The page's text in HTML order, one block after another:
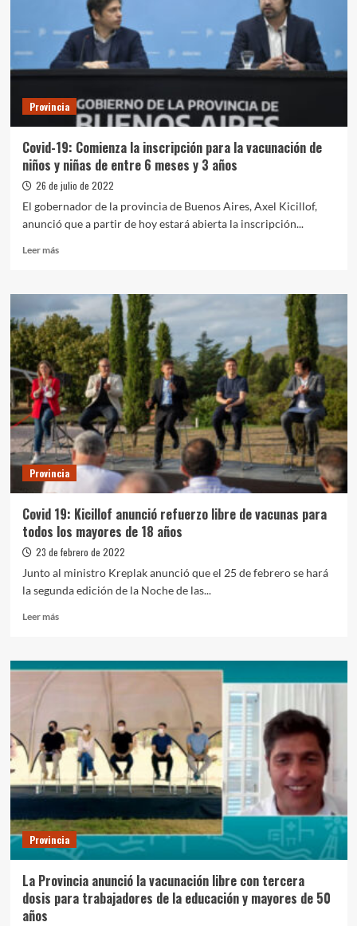
Provincia
Covid-19: Comienza la inscripción para la vacunación de
niños y niñas de entre 6 meses y 3 años
26 de julio de 2022
El gobernador de la provincia de Buenos Aires, Axel Kicillof,
anunció que a partir de hoy estará abierta la inscripción...
Leer másLeer
Covid-
19:
Comienza
la
inscripción
para
la
vacunación
de
niños
y
niñas
de
meses
y
3
Provincia
Covid 19: Kicillof anunció refuerzo libre de vacunas para
todos los mayores de 18 años
23 de febrero de 2022
Junto al ministro Kreplak anunció que el 25 de febrero se hará
la segunda edición de la Noche de las...
Leer másLeer
Covid
19:
refuerzo
libre
de
vacunas
para
todos
mayores
de
18
Provincia
La Provincia anunció la vacunación libre con tercera
dosis para trabajadores de la educación y mayores de 50
años